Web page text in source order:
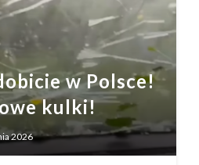
w Polsce!
kulki!
2026